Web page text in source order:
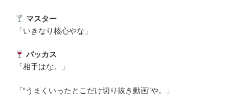
マスター
「いきなり核心やな」
バッカス
「相手はな。」
「“うまくいったとこだけ切り抜き動画”や。」